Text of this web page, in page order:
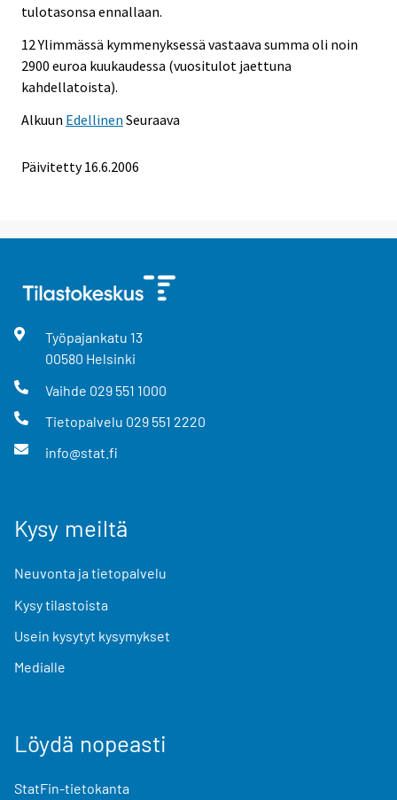
tulotasonsa ennallaan.
12 Ylimmässä kymmenyksessä vastaava summa oli noin
2900 euroa kuukaudessa (vuositulot jaettuna
kahdellatoista).
Alkuun Edellinen Seuraava
Päivitetty16.6.2006
Työpajankatu 13
00580 Helsinki
Vaihde 029 551 1000
Tietopalvelu 029 551 2220
info@stat.fi
Kysy meiltä
Neuvonta ja tietopalvelu
Kysy tilastoista
Usein kysytyt kysymykset
Medialle
Löydä nopeasti
StatFin-tietokanta